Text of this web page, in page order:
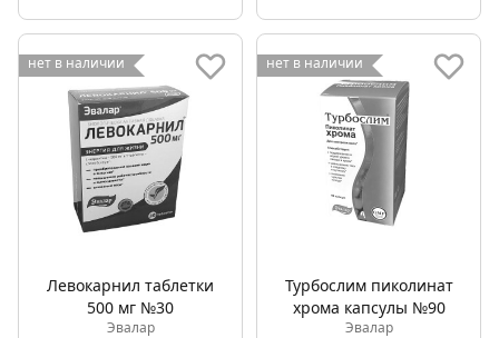
нет в наличии
Левокарнил таблетки
500 мг №30
Эвалар
нет в наличии
Турбослим пиколинат
хрома капсулы №90
Эвалар